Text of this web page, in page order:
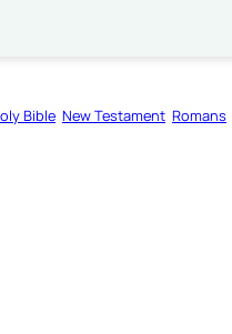
Bible New Testament Romans